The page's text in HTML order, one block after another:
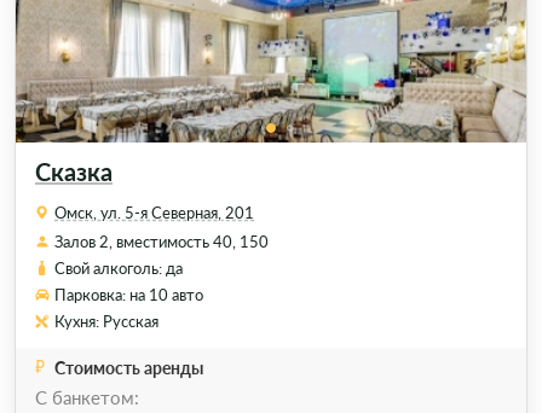
Сказка
Омск, ул. 5-я Северная, 201
Залов 2, вместимость 40, 150
Свой алкоголь: да
Парковка: на 10 авто
Кухня: Русская
Стоимость аренды
С банкетом: